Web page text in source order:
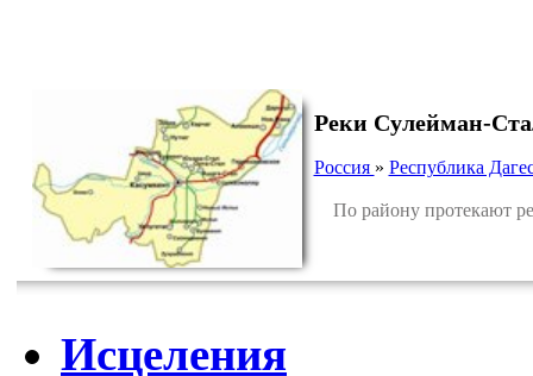
Реки Сулейман-
Россия » Республика
По району протекают
Исцеления